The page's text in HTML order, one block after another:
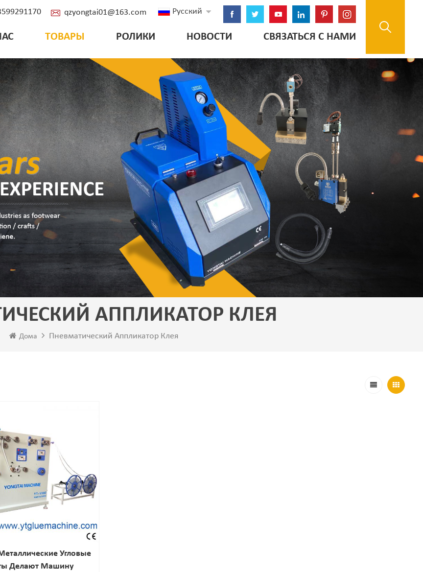
Русский
qzyongtai01@163.com
ТОВАРЫ РОЛИКИ НОВОСТИ СВЯЗАТЬСЯ С НАМИ
АППЛИКАТОР КЛЕЯ
Дома Пневматический Аппликатор Клея
Угловые
Делают Машину